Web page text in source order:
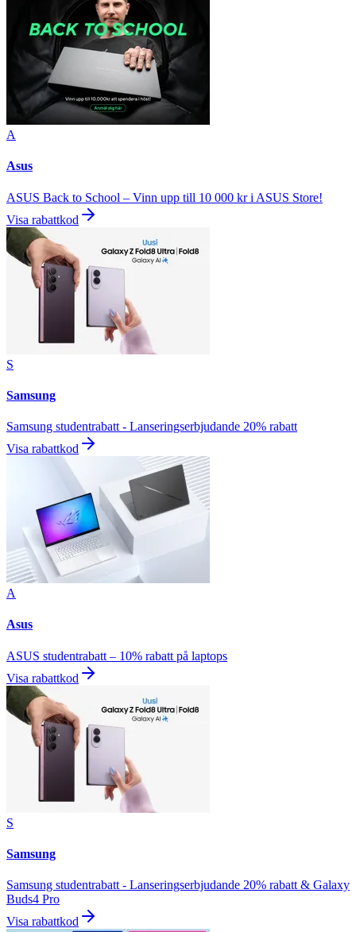
A
Asus
ASUS Back to School – Vinn upp till 10 000 kr i ASUS Store!
Visa rabattkod
S
Samsung
Samsung studentrabatt - Lanseringserbjudande 20% rabatt
Visa rabattkod
A
Asus
ASUS studentrabatt – 10% rabatt på laptops
Visa rabattkod
S
Samsung
Samsung studentrabatt - Lanseringserbjudande 20% rabatt & Galaxy
Buds4 Pro
Visa rabattkod